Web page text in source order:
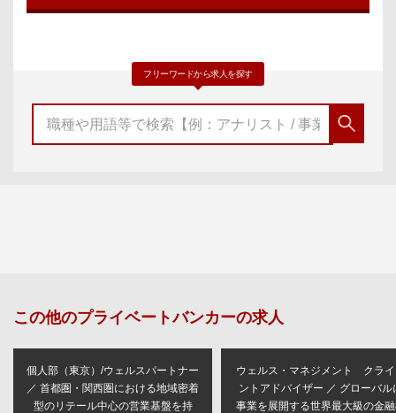
フリーワードから求人を探す
この他のプライベートバンカーの求人
個人部（東京）/ウェルスパートナー
／ 首都圏・関西圏における地域密着
型のリテール中心の営業基盤を持
ウェルス・マネジメント クラ
ントアドバイザー ／ グローバル
事業を展開する世界最大級の金